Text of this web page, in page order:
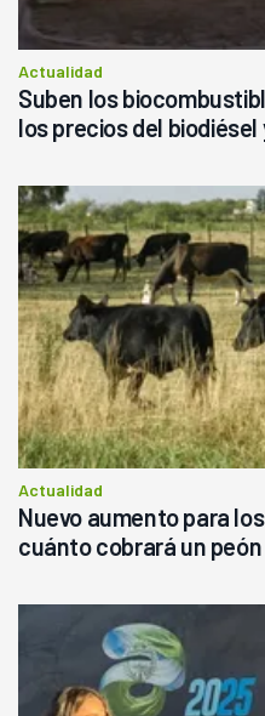
Actualidad
Suben los
los precios del
Actualidad
Nuevo aumento para
cuánto cobrará un